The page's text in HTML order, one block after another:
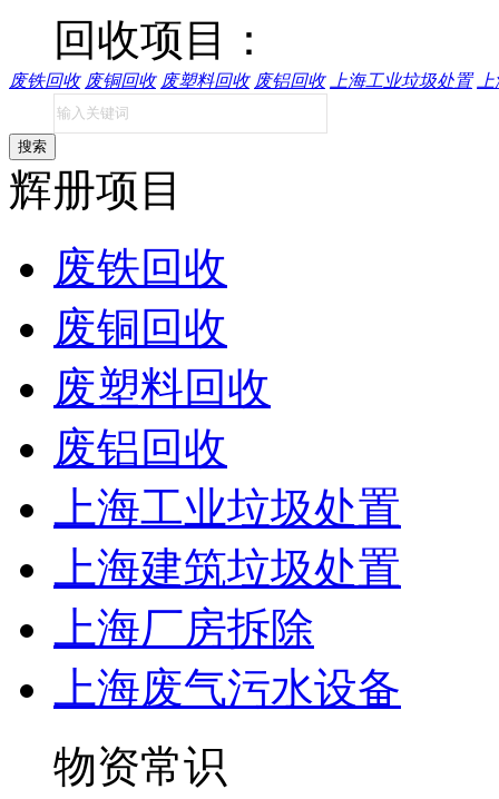
回收项目：
废铁回收 废铜回收 废塑料回收 废铝回收 上海工业垃圾处置
搜索
辉册项目
废铁回收
废铜回收
废塑料回收
废铝回收
上海工业垃圾处置
上海建筑垃圾处置
上海厂房拆除
上海废气污水设备
物资常识